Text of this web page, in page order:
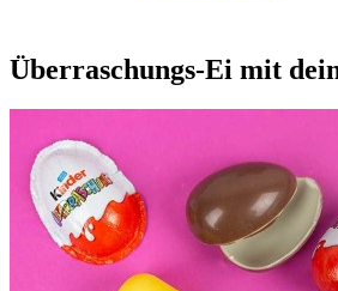
Überraschungs-Ei mit